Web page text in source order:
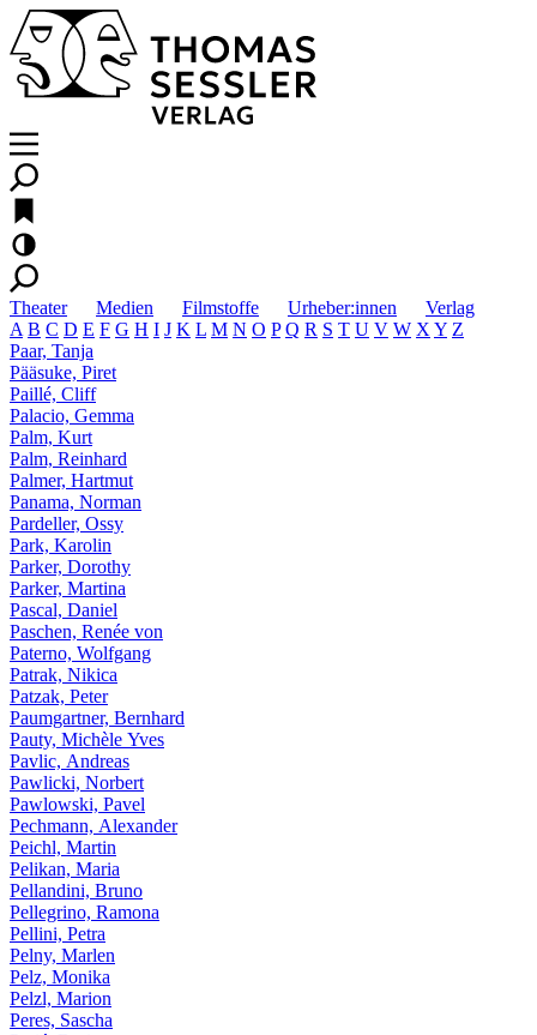
Theater Medien Filmstoffe Urheber:innen
Verlag
A B C D E F G H I J K L M N O P Q R S T U V W X Y Z
Paar, Tanja
Pääsuke, Piret
Paillé, Cliff
Palacio, Gemma
Palm, Kurt
Palm, Reinhard
Palmer, Hartmut
Panama, Norman
Pardeller, Ossy
Park, Karolin
Parker, Dorothy
Parker, Martina
Pascal, Daniel
Paschen, Renée von
Paterno, Wolfgang
Patrak, Nikica
Patzak, Peter
Paumgartner, Bernhard
Pauty, Michèle Yves
Pavlic, Andreas
Pawlicki, Norbert
Pawlowski, Pavel
Pechmann, Alexander
Peichl, Martin
Pelikan, Maria
Pellandini, Bruno
Pellegrino, Ramona
Pellini, Petra
Pelny, Marlen
Pelz, Monika
Pelzl, Marion
Peres, Sascha